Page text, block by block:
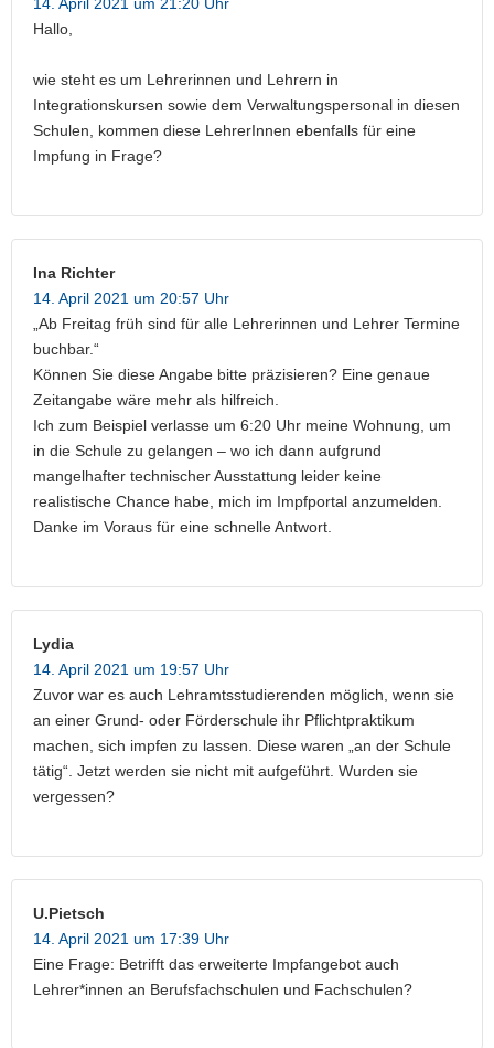
Hallo,
wie steht es um Lehrerinnen und Lehrern in
Integrationskursen sowie dem Verwaltungspersonal in diesen
Schulen, kommen diese LehrerInnen ebenfalls für eine
Impfung in Frage?
Ina Richter
14. April 2021 um 20:57 Uhr
„Ab Freitag früh sind für alle Lehrerinnen und Lehrer Termine
buchbar.“
Können Sie diese Angabe bitte präzisieren? Eine genaue
Zeitangabe wäre mehr als hilfreich.
Ich zum Beispiel verlasse um 6:20 Uhr meine Wohnung, um
in die Schule zu gelangen – wo ich dann aufgrund
mangelhafter technischer Ausstattung leider keine
realistische Chance habe, mich im Impfportal anzumelden.
Danke im Voraus für eine schnelle Antwort.
Lydia
14. April 2021 um 19:57 Uhr
Zuvor war es auch Lehramtsstudierenden möglich, wenn sie
an einer Grund- oder Förderschule ihr Pflichtpraktikum
machen, sich impfen zu lassen. Diese waren „an der Schule
tätig“. Jetzt werden sie nicht mit aufgeführt. Wurden sie
vergessen?
U.Pietsch
14. April 2021 um 17:39 Uhr
Eine Frage: Betrifft das erweiterte Impfangebot auch
Lehrer*innen an Berufsfachschulen und Fachschulen?